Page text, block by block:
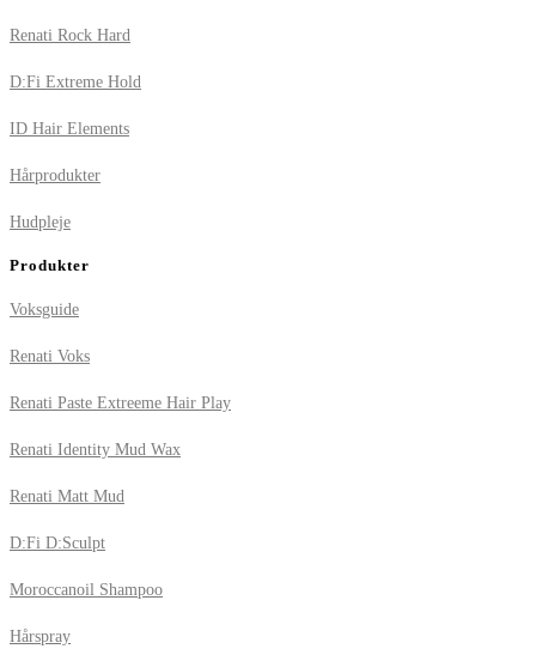
Renati Rock Hard
D:Fi Extreme Hold
ID Hair Elements
Hårprodukter
Hudpleje
Produkter
Voksguide
Renati Voks
Renati Paste Extreeme Hair Play
Renati Identity Mud Wax
Renati Matt Mud
D:Fi D:Sculpt
Moroccanoil Shampoo
Hårspray